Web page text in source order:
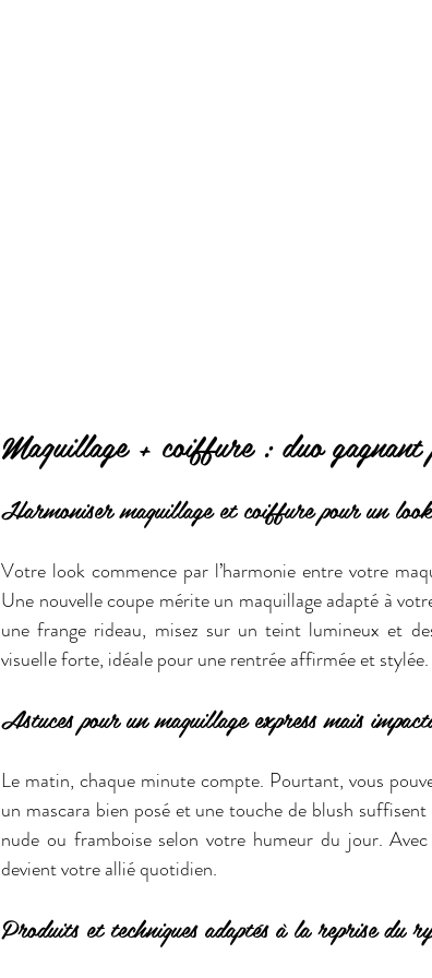
Maquillage + coiffure : duo
Harmoniser maquillage et coiffure pour un
Votre look commence par l’harmonie entre votre
Une nouvelle coupe mérite un maquillage adapté à
une frange rideau, misez sur un teint lumineux et
visuelle forte, idéale pour une rentrée affirmée et stylée.
Astuces pour un maquillage express mais
Le matin, chaque minute compte. Pourtant, vous
un mascara bien posé et une touche de blush
nude ou framboise selon votre humeur du jour.
devient votre allié quotidien.
Produits et techniques adaptés à la reprise du